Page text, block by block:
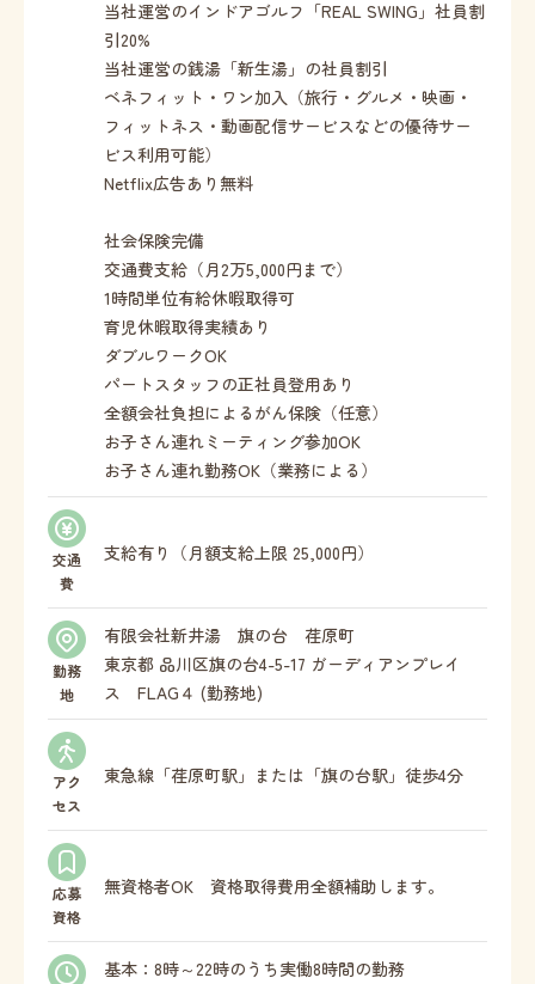
当社運営のインドアゴルフ「REAL SWING」社員割
引20%
当社運営の銭湯「新生湯」の社員割引
ベネフィット・ワン加入（旅行・グルメ・映画・
フィットネス・動画配信サービスなどの優待サー
ビス利用可能）
Netflix広告あり無料
社会保険完備
交通費支給（月2万5,000円まで）
1時間単位有給休暇取得可
育児休暇取得実績あり
ダブルワークOK
パートスタッフの正社員登用あり
全額会社負担によるがん保険（任意）
お子さん連れミーティング参加OK
お子さん連れ勤務OK（業務による）
交通
費
支給有り（月額支給上限 25,000円）
勤務
地
有限会社新井湯 旗の台 荏原町
東京都 品川区旗の台4-5-17 ガーディアンプレイ
ス FLAG４ (勤務地)
アク
セス
東急線「荏原町駅」または「旗の台駅」徒歩4分
応募
資格
無資格者OK 資格取得費用全額補助します。
基本：8時～22時のうち実働8時間の勤務